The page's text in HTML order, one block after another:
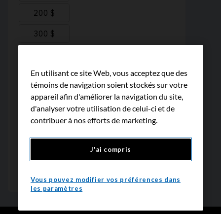
En utilisant ce site Web, vous acceptez que des
témoins de navigation soient stockés sur votre
appareil afin d'améliorer la navigation du site,
d'analyser votre utilisation de celui-ci et de
contribuer à nos efforts de marketing.
J'ai compris
Vous pouvez modifier vos préférences dans
les paramètres